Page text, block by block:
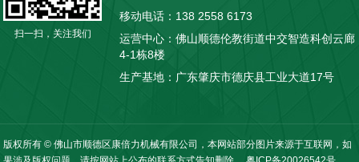
扫一扫，关注我们
移动电话：138 2558 6173
运营中心：佛山顺德伦教街道中交智造科创云廊
4-1栋8楼
生产基地：广东肇庆市德庆县工业大道17号
版权所有 © 佛山市顺德区康倍力机械有限公司，本网站部分图片来源于互联网，如